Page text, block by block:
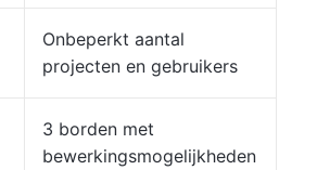
Onbeperkt aantal
projecten en gebruikers
3 borden met
bewerkingsmogelijkheden